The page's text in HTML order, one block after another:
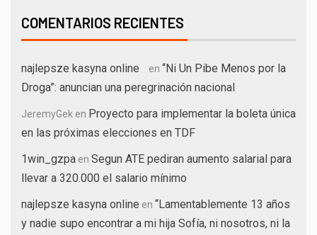
COMENTARIOS RECIENTES
najlepsze kasyna online en “Ni Un Pibe Menos por la
Droga”: anuncian una peregrinación nacional
JeremyGek en Proyecto para implementar la boleta única
en las próximas elecciones en TDF
1win_gzpa en Segun ATE pediran aumento salarial para
llevar a 320.000 el salario mínimo
najlepsze kasyna online en “Lamentablemente 13 años
y nadie supo encontrar a mi hija Sofía, ni nosotros, ni la